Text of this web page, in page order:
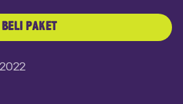
BELI PAKET